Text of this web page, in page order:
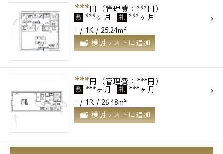
***円（管理費：***円）
敷 ***ヶ月 礼 ***ヶ月
- / 1K / 25.24m²
検討リストに追加
***円（管理費：***円）
敷 ***ヶ月 礼 ***ヶ月
- / 1R / 26.48m²
検討リストに追加